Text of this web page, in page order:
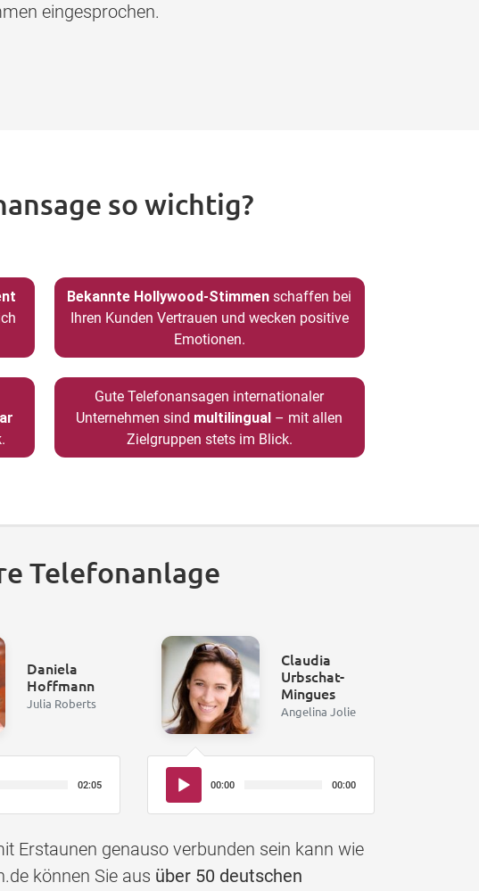
eingesprochen.
so wichtig?
Bekannte Hollywood-Stimmen schaffen bei
Ihren Kunden Vertrauen und wecken positive
Emotionen.
Gute Telefonansagen internationaler
Unternehmen sind multilingual – mit allen
Zielgruppen stets im Blick.
Telefonanlage
Daniela
Hoffmann
Julia Roberts
02:05
Claudia
Urbschat-
Mingues
Angelina Jolie
Audio-
Player
00:00 00:00
Erstaunen genauso verbunden sein kann wie
können Sie aus über 50 deutschen